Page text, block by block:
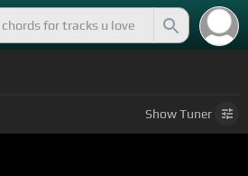
ShowTuner